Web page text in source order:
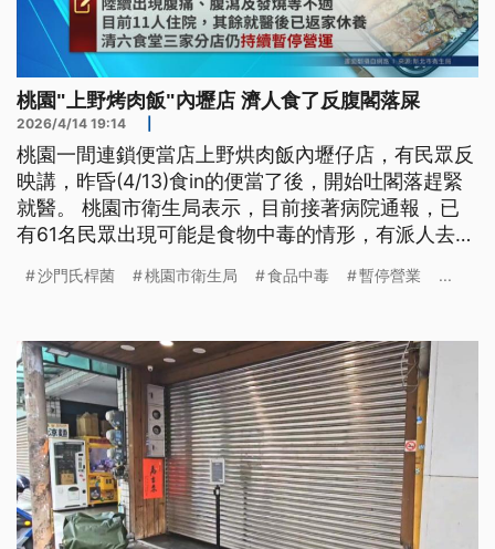
桃園"上野烤肉飯"內壢店 濟人食了反腹閣落屎
2026/4/14 19:14
桃園一間連鎖便當店上野烘肉飯內壢仔店，有民眾反
映講，昨昏(4/13)食in的便當了後，開始吐閣落趕緊
就醫。 桃園市衛生局表示，目前接著病院通報，已
有61名民眾出現可能是食物中毒的情形，有派人去現
台語文）
沙門氏桿菌 桃園市衛生局 食品中毒 暫停營業 ...